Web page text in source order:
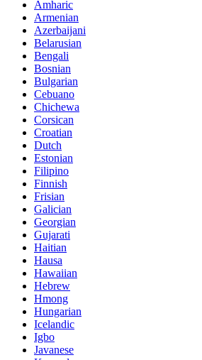
Amharic
Armenian
Azerbaijani
Belarusian
Bengali
Bosnian
Bulgarian
Cebuano
Chichewa
Corsican
Croatian
Dutch
Estonian
Filipino
Finnish
Frisian
Galician
Georgian
Gujarati
Haitian
Hausa
Hawaiian
Hebrew
Hmong
Hungarian
Icelandic
Igbo
Javanese